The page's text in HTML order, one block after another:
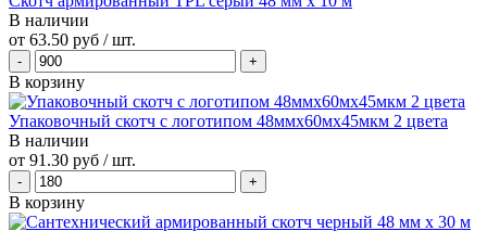
В наличии
от 63.50 руб / шт.
В корзину
Упаковочный скотч с логотипом 48ммx60мx45мкм 2 цвета
В наличии
от 91.30 руб / шт.
В корзину